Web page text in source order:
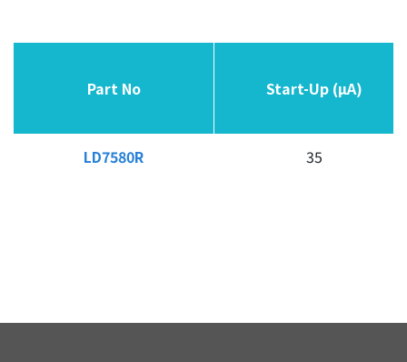
USB PD & Type C
LED 应用产品
应用
Part No Start-Up (µA)
LD7580R 35
Part No
LD7580R
Part No
Part No Start-Up (µA)